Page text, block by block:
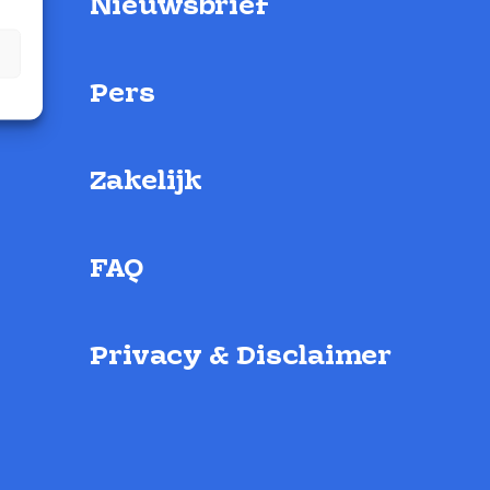
Nieuwsbrief
Pers
Zakelijk
FAQ
Privacy & Disclaimer